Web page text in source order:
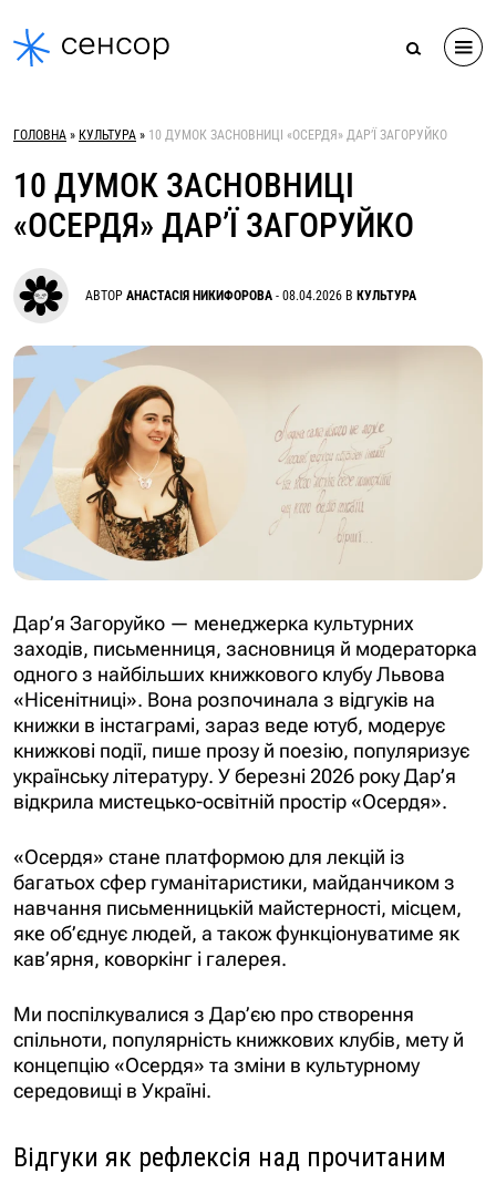
to
content
ГОЛОВНА » КУЛЬТУРА » 10 ДУМОК ЗАСНОВНИЦІ «ОСЕРДЯ» ДАР’Ї ЗАГОРУЙКО
10 ДУМОК ЗАСНОВНИЦІ
«ОСЕРДЯ» ДАР’Ї ЗАГОРУЙКО
АВТОР АНАСТАСІЯ НИКИФОРОВА - 08.04.2026 В КУЛЬТУРА
Дар’я Загоруйко — менеджерка культурних
заходів, письменниця, засновниця й модераторка
одного з найбільших книжкового клубу Львова
«Нісенітниці». Вона розпочинала з відгуків на
книжки в інстаграмі, зараз веде ютуб, модерує
книжкові події, пише прозу й поезію, популяризує
українську літературу. У березні 2026 року Дар’я
відкрила мистецько-освітній простір «Осердя».
«Осердя» стане платформою для лекцій із
багатьох сфер гуманітаристики, майданчиком з
навчання письменницькій майстерності, місцем,
яке об’єднує людей, а також функціонуватиме як
кав’ярня, коворкінг і галерея.
Ми поспілкувалися з Дар’єю про створення
спільноти, популярність книжкових клубів, мету й
концепцію «Осердя» та зміни в культурному
середовищі в Україні.
Відгуки як рефлексія над прочитаним